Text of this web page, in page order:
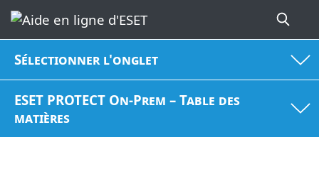
Sélectionner l'onglet
ESET PROTECT On-Prem – Table des
matières